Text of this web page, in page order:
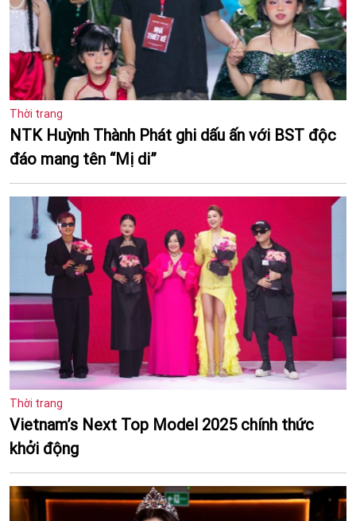
Thời trang
NTK Huỳnh Thành Phát ghi dấu ấn với BST độc
đáo mang tên “Mị di”
Thời trang
Vietnam’s Next Top Model 2025 chính thức
khởi động